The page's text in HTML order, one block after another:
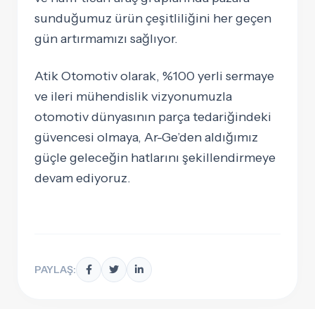
sunduğumuz ürün çeşitliliğini her geçen
gün artırmamızı sağlıyor.
Atik Otomotiv olarak, %100 yerli sermaye
ve ileri mühendislik vizyonumuzla
otomotiv dünyasının parça tedariğindeki
güvencesi olmaya, Ar-Ge’den aldığımız
güçle geleceğin hatlarını şekillendirmeye
devam ediyoruz.
PAYLAŞ: